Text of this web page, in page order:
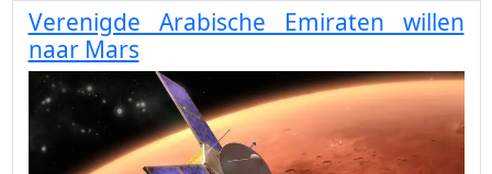
Verenigde Arabische Emiraten willen
naar Mars